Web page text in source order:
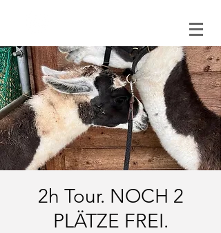
2h Tour. NOCH 2
PLÄTZE FREI.